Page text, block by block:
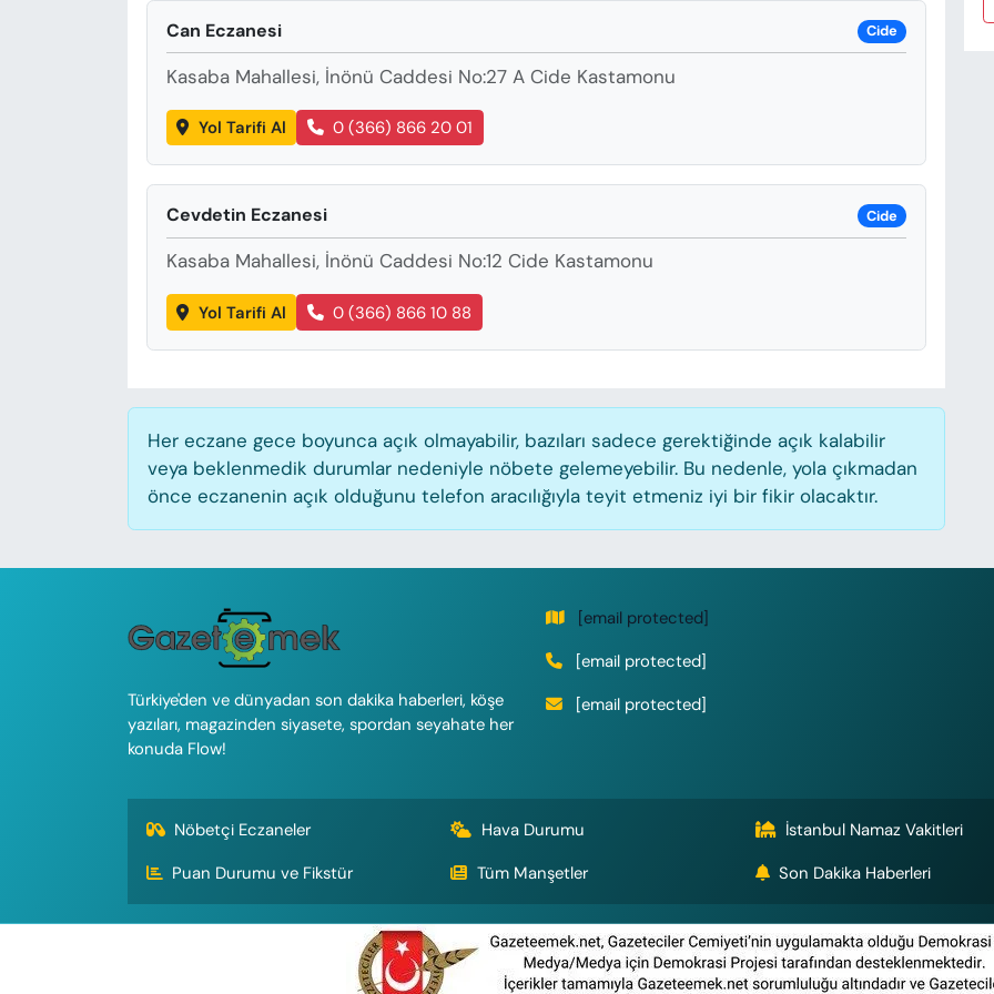
Can Eczanesi Cide
Kasaba Mahallesi, İnönü Caddesi No:27 A Cide Kastamonu
Yol Tarifi Al 0 (366) 866 20 01
Cevdetin Eczanesi Cide
Kasaba Mahallesi, İnönü Caddesi No:12 Cide Kastamonu
Yol Tarifi Al 0 (366) 866 10 88
Her eczane gece boyunca açık olmayabilir, bazıları sadece gerektiğinde açık kalabilir
veya beklenmedik durumlar nedeniyle nöbete gelemeyebilir. Bu nedenle, yola çıkmadan
önce eczanenin açık olduğunu telefon aracılığıyla teyit etmeniz iyi bir fikir olacaktır.
Türkiye'den ve dünyadan son dakika haberleri, köşe
yazıları, magazinden siyasete, spordan seyahate her
konuda Flow!
[email protected]
[email protected]
[email protected]
Nöbetçi Eczaneler Hava Durumu İstanbul Namaz Vakitleri
Puan Durumu ve Fikstür
Tüm Manşetler Son Dakika Haberleri
KÜLTÜR-SANAT
ÖZEL HABER
YAZAR KÖŞESİ
SİYASET
VAN VE DİYARBAKIR HABERLERİ